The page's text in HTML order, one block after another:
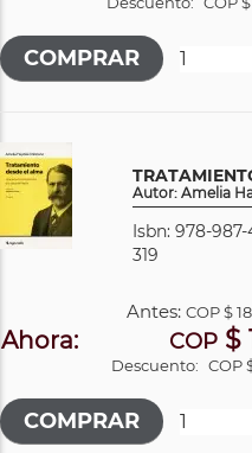
Autor: Amelia
Isbn: 978-
319
Antes:COP$
Ahora: COP $
Descuento: COP